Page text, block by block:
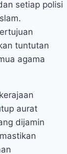
setiap polisi
tuntutan
agama
aurat
dijamin